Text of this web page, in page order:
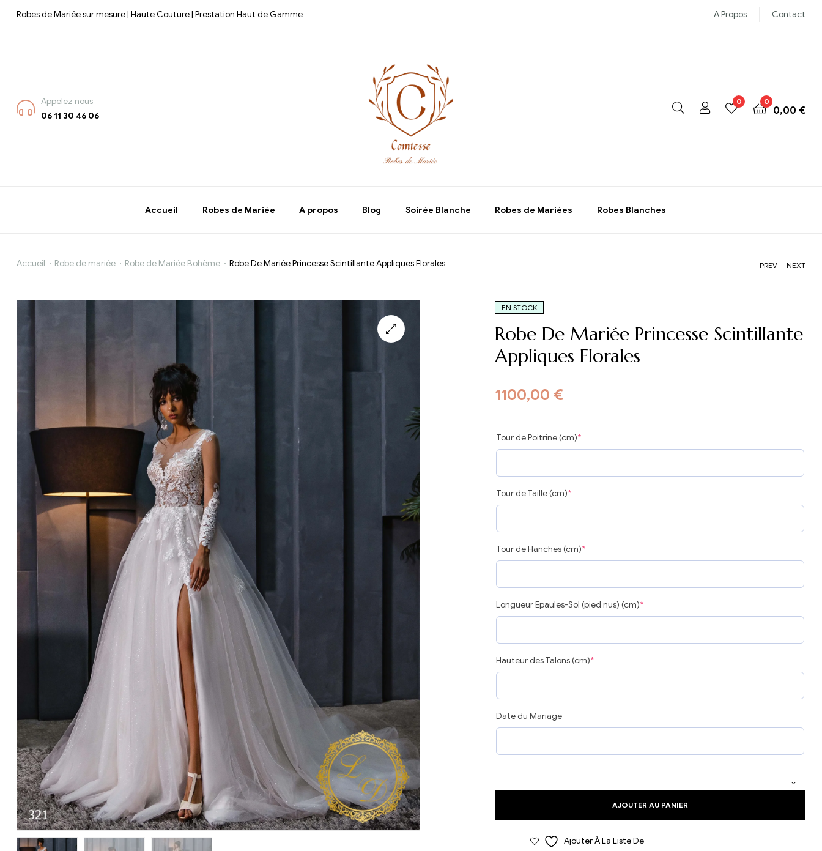
Robes de Mariée sur mesure | Haute Couture | Prestation Haut de Gamme A Propos Contact
Appelez nous
06 11 30 46 06
0 0
0,00 €
Accueil Robes de Mariée A propos Blog Soirée Blanche Robes de Mariées Robes Blanches
Robe
De
Mariée
Princesse
Scintillante
Appliques
Florales
Accueil Robe de mariée Robe de Mariée Bohème Robe De Mariée Princesse Scintillante Appliques Florales PREV . NEXT
EN STOCK
Robe De Mariée Princesse Scintillante
Appliques Florales
1100,00 €
Tour de Poitrine (cm)*
Tour de Taille (cm)*
Tour de Hanches (cm)*
Longueur Epaules-Sol (pied nus) (cm)*
Hauteur des Talons (cm)*
Date du Mariage
AJOUTER AU PANIER
Ajouter À La Liste De